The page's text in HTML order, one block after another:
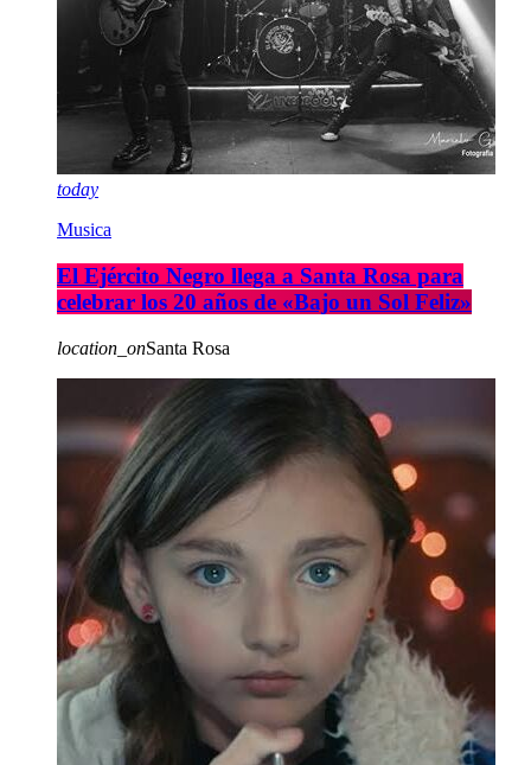
today
Musica
El Ejército Negro llega a Santa Rosa para
celebrar los 20 años de «Bajo un Sol Feliz»
location_onSanta Rosa